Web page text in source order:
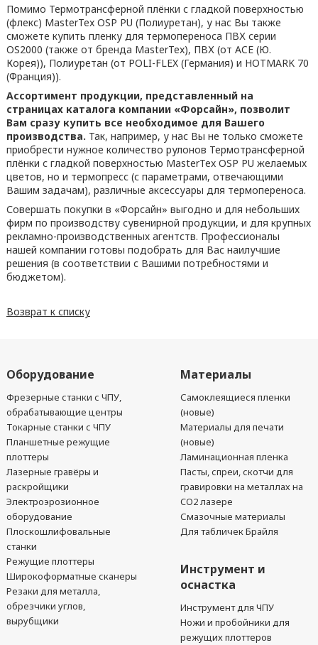
Помимо Термотрансферной плёнки с гладкой поверхностью
(флекс) MasterTex OSP PU (Полиуретан), у нас Вы также
сможете купить пленку для термопереноса ПВХ серии
OS2000 (также от бренда MasterTex), ПВХ (от ACE (Ю.
Корея)), Полиуретан (от POLI-FLEX (Германия) и HOTMARK 70
(Франция)).
Ассортимент продукции, представленный на
страницах каталога компании «Форсайн», позволит
Вам сразу купить все необходимое для Вашего
производства. Так, например, у нас Вы не только сможете
приобрести нужное количество рулонов Термотрансферной
плёнки с гладкой поверхностью MasterTex OSP PU желаемых
цветов, но и термопресс (с параметрами, отвечающими
Вашим задачам), различные аксессуары для термопереноса.
Совершать покупки в «Форсайн» выгодно и для небольших
фирм по производству сувенирной продукции, и для крупных
рекламно-производственных агентств. Профессионалы
нашей компании готовы подобрать для Вас наилучшие
решения (в соответствии с Вашими потребностями и
бюджетом).
Возврат к списку
Оборудование
Фрезерные станки с ЧПУ,
обрабатывающие центры
Токарные станки с ЧПУ
Планшетные режущие
плоттеры
Лазерные гравёры и
раскройщики
Электроэрозионное
оборудование
Плоскошлифовальные
станки
Режущие плоттеры
Широкоформатные сканеры
Резаки для металла,
обрезчики углов,
вырубщики
Материалы
Самоклеящиеся пленки
(новые)
Материалы для печати
(новые)
Ламинационная пленка
Пасты, спреи, скотчи для
гравировки на металлах на
CO2 лазере
Смазочные материалы
Для табличек Брайля
Инструмент и
оснастка
Инструмент для ЧПУ
Ножи и пробойники для
режущих плоттеров